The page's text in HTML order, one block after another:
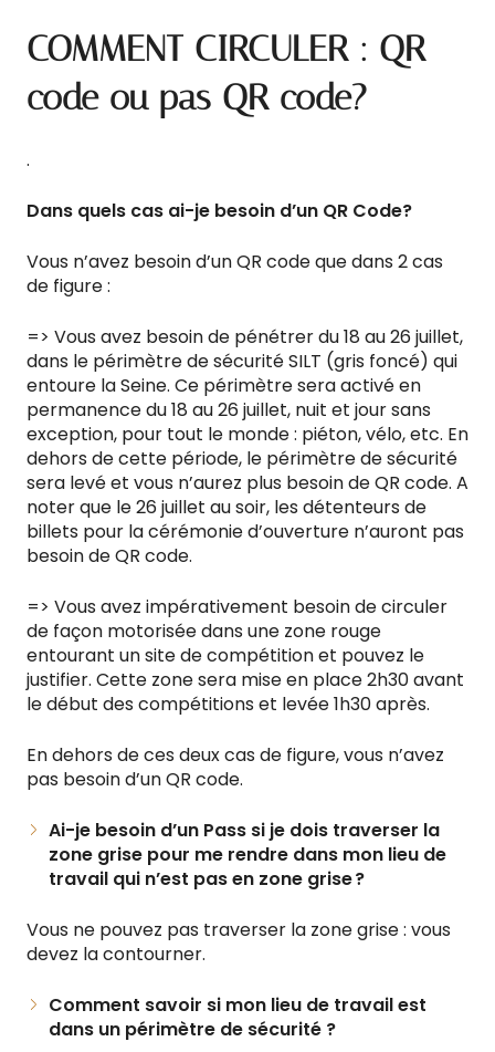
COMMENT CIRCULER : QR
code ou pas QR code?
.
Dans quels cas ai-je besoin d’un QR Code?
Vous n’avez besoin d’un QR code que dans 2 cas
de figure :
=> Vous avez besoin de pénétrer du 18 au 26 juillet,
dans le périmètre de sécurité SILT (gris foncé) qui
entoure la Seine. Ce périmètre sera activé en
permanence du 18 au 26 juillet, nuit et jour sans
exception, pour tout le monde : piéton, vélo, etc. En
dehors de cette période, le périmètre de sécurité
sera levé et vous n’aurez plus besoin de QR code. A
noter que le 26 juillet au soir, les détenteurs de
billets pour la cérémonie d’ouverture n’auront pas
besoin de QR code.
=> Vous avez impérativement besoin de circuler
de façon motorisée dans une zone rouge
entourant un site de compétition et pouvez le
justifier. Cette zone sera mise en place 2h30 avant
le début des compétitions et levée 1h30 après.
En dehors de ces deux cas de figure, vous n’avez
pas besoin d’un QR code.
Ai-je besoin d’un Pass si je dois traverser la
zone grise pour me rendre dans mon lieu de
travail qui n’est pas en zone grise ?
Vous ne pouvez pas traverser la zone grise : vous
devez la contourner.
Comment savoir si mon lieu de travail est
dans un périmètre de sécurité ?